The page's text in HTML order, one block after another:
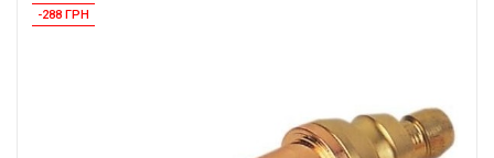
-288 ГРН